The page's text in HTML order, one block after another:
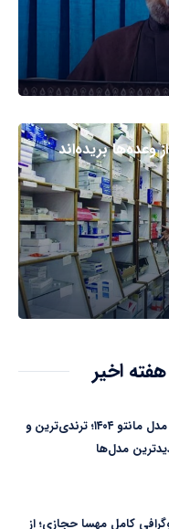
وعده‌ها بریده‌اند
اخیر
۱۵ مدل مانتو ۱۴۰۴؛ ترندی‌ترین و
مدل‌ها
کامل مهسا حجازی؛ از